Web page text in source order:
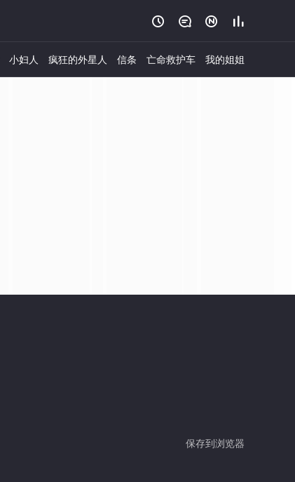
   
小妇人 疯狂的外星人 信条 亡命救护车 我的姐姐
保存到浏览器